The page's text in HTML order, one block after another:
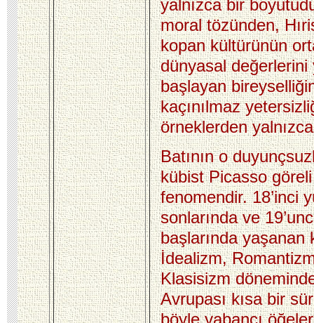
yalnızca bir
moral tözünden,
kopan kültürünün
dünyasal değerlerini
başlayan
kaçınılmaz
örneklerden
Batının o
kübist Picasso
fenomendir. 18’inci
sonlarında ve
başlarında yaşanan
İdealizm,
Klasisizm
Avrupası kısa bir